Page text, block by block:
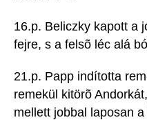
16.p. Beliczky kapott a
fejre, s a felsõ léc alá
21.p. Papp indította
remekül kitörõ
mellett jobbal laposan